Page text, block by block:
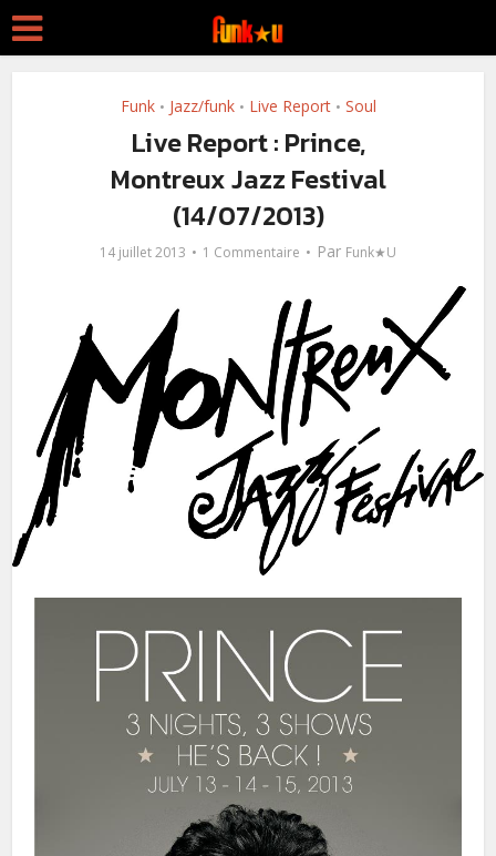
Funk • Jazz/funk • Live Report • Soul
Live Report : Prince,
Montreux Jazz Festival
(14/07/2013)
14 juillet 2013 1 Commentaire Par Funk★U